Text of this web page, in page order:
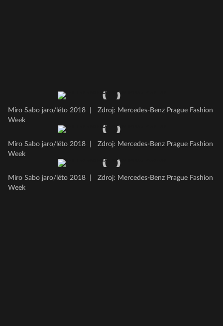
Miro Sabo jaro/léto 2018
Zdroj: Mercedes-Benz Prague Fashion
Week
Miro Sabo jaro/léto 2018
Zdroj: Mercedes-Benz Prague Fashion
Week
Miro Sabo jaro/léto 2018
Zdroj: Mercedes-Benz Prague Fashion
Week